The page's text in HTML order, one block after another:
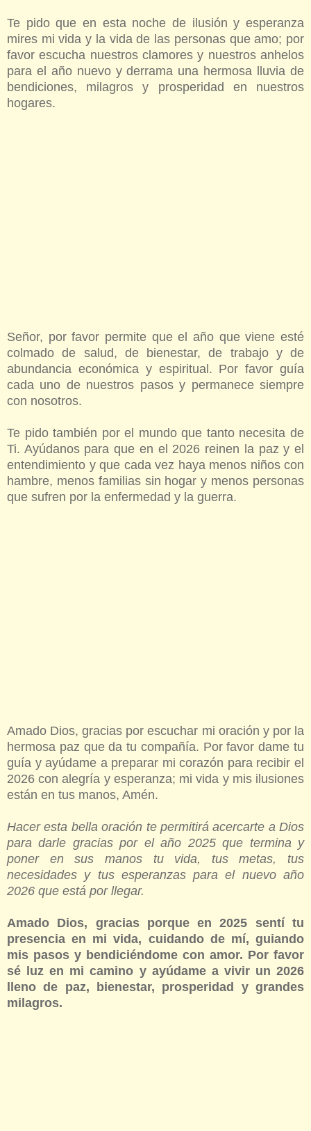
Te pido que en esta noche de ilusión y esperanza
mires mi vida y la vida de las personas que amo; por
favor escucha nuestros clamores y nuestros anhelos
para el año nuevo y derrama una hermosa lluvia de
bendiciones, milagros y prosperidad en nuestros
hogares.
Señor, por favor permite que el año que viene esté
colmado de salud, de bienestar, de trabajo y de
abundancia económica y espiritual. Por favor guía
cada uno de nuestros pasos y permanece siempre
con nosotros.
Te pido también por el mundo que tanto necesita de
Ti. Ayúdanos para que en el 2026 reinen la paz y el
entendimiento y que cada vez haya menos niños con
hambre, menos familias sin hogar y menos personas
que sufren por la enfermedad y la guerra.
Amado Dios, gracias por escuchar mi oración y por la
hermosa paz que da tu compañía. Por favor dame tu
guía y ayúdame a preparar mi corazón para recibir el
2026 con alegría y esperanza; mi vida y mis ilusiones
están en tus manos, Amén.
Hacer esta bella oración te permitirá acercarte a Dios
para darle gracias por el año 2025 que termina y
poner en sus manos tu vida, tus metas, tus
necesidades y tus esperanzas para el nuevo año
2026 que está por llegar.
Amado Dios, gracias porque en 2025 sentí tu
presencia en mi vida, cuidando de mí, guiando
mis pasos y bendiciéndome con amor. Por favor
sé luz en mi camino y ayúdame a vivir un 2026
lleno de paz, bienestar, prosperidad y grandes
milagros.